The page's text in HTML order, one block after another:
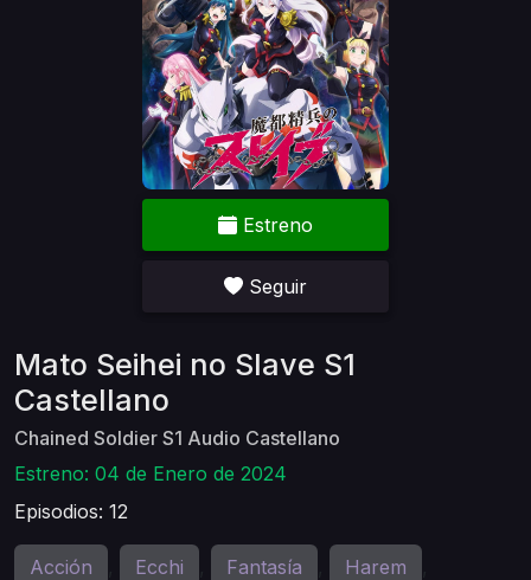
Estreno
Seguir
Mato Seihei no Slave S1
Castellano
Chained Soldier S1 Audio Castellano
Estreno: 04 de Enero de 2024
Episodios: 12
Acción Ecchi Fantasía Harem